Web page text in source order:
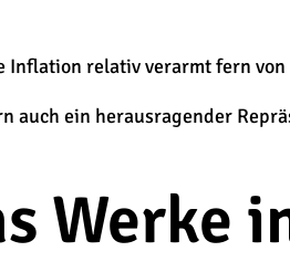
relativ verarmt fern
auch ein herausragender
Werke